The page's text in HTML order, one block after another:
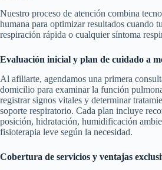
Nuestro proceso de atención combina
humana para optimizar resultados cuando
respiración rápida o cualquier síntoma
Evaluación inicial y plan de cuidado a
Al afiliarte, agendamos una primera
domicilio para examinar la función
registrar signos vitales y determinar
soporte respiratorio. Cada plan incluye
posición, hidratación, humidificación
fisioterapia leve según la necesidad.
Cobertura de servicios y ventajas